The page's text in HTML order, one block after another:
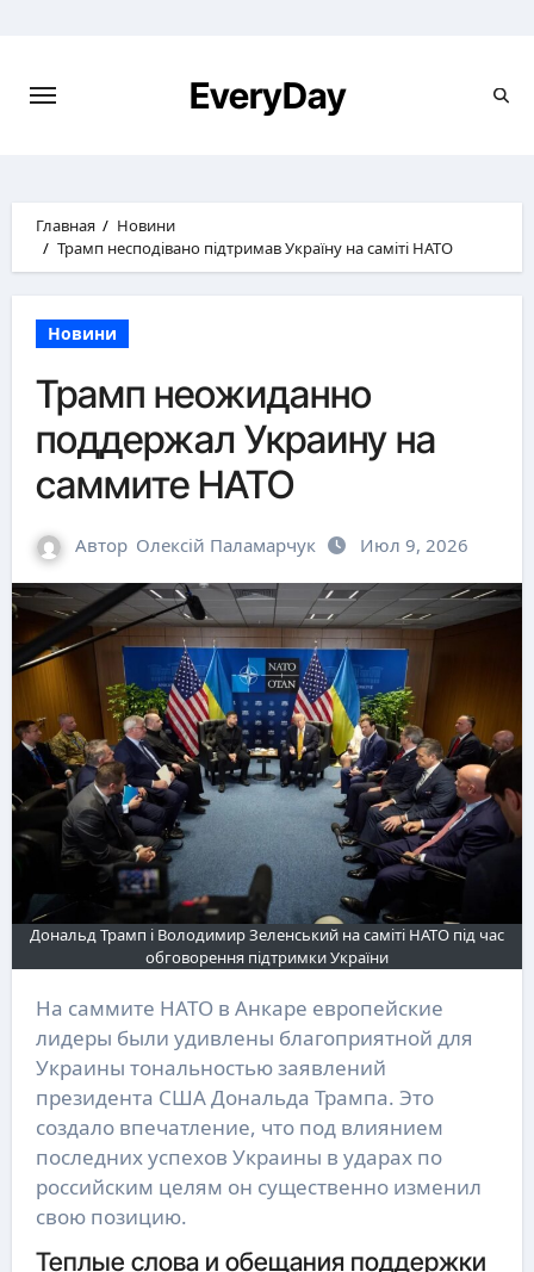
EveryDay
Главная
Новини
Трамп несподівано підтримав Україну на саміті НАТО
Новини
Трамп неожиданно
поддержал Украину на
саммите НАТО
Автор Олексій Паламарчук Июл 9, 2026
Дональд Трамп і Володимир Зеленський на саміті НАТО під час
обговорення підтримки України
На саммите НАТО в Анкаре европейские
лидеры были удивлены благоприятной для
Украины тональностью заявлений
президента США Дональда Трампа. Это
создало впечатление, что под влиянием
последних успехов Украины в ударах по
российским целям он существенно изменил
свою позицию.
Теплые слова и обещания поддержки